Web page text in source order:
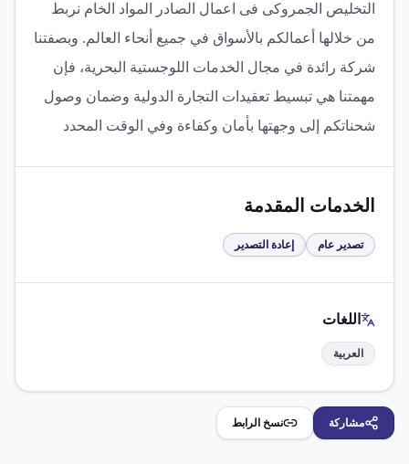
التخليص الجمروكى فى اعمال الصادر المواد الخام نربط
من خلالها أعمالكم بالأسواق في جميع أنحاء العالم. وبصفتنا
شركة رائدة في مجال الخدمات اللوجستية البحرية، فإن
مهمتنا هي تبسيط تعقيدات التجارة الدولية وضمان وصول
شحناتكم إلى وجهتها بأمان وكفاءة وفي الوقت المحدد
الخدمات المقدمة
تصدير عام إعادة التصدير
اللغات
العربية
مشاركة نسخ الرابط